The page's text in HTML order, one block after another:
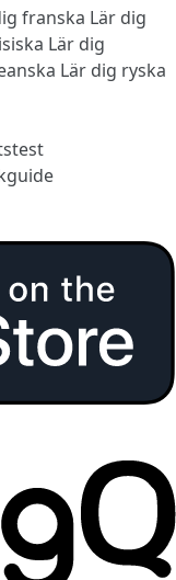
franska Lär dig
Lär dig
Lär dig ryska